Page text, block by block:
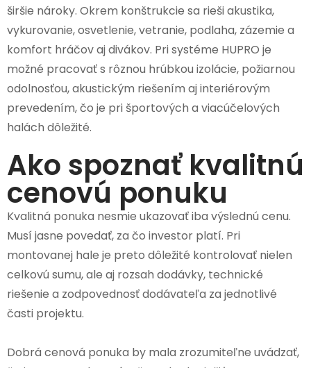
širšie nároky. Okrem konštrukcie sa rieši akustika,
vykurovanie, osvetlenie, vetranie, podlaha, zázemie a
komfort hráčov aj divákov. Pri systéme HUPRO je
možné pracovať s rôznou hrúbkou izolácie, požiarnou
odolnosťou, akustickým riešením aj interiérovým
prevedením, čo je pri športových a viacúčelových
halách dôležité.
Ako spoznať kvalitnú
cenovú ponuku
Kvalitná ponuka nesmie ukazovať iba výslednú cenu.
Musí jasne povedať, za čo investor platí. Pri
montovanej hale je preto dôležité kontrolovať nielen
celkovú sumu, ale aj rozsah dodávky, technické
riešenie a zodpovednosť dodávateľa za jednotlivé
časti projektu.
Dobrá cenová ponuka by mala zrozumiteľne uvádzať,